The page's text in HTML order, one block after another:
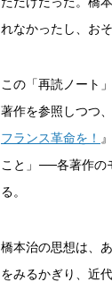
れなかったし、お
この「再読ノート
著作を参照しつつ
フランス革命を！
こと」──各著作の
る。
橋本治の思想は、
をみるかぎり、近